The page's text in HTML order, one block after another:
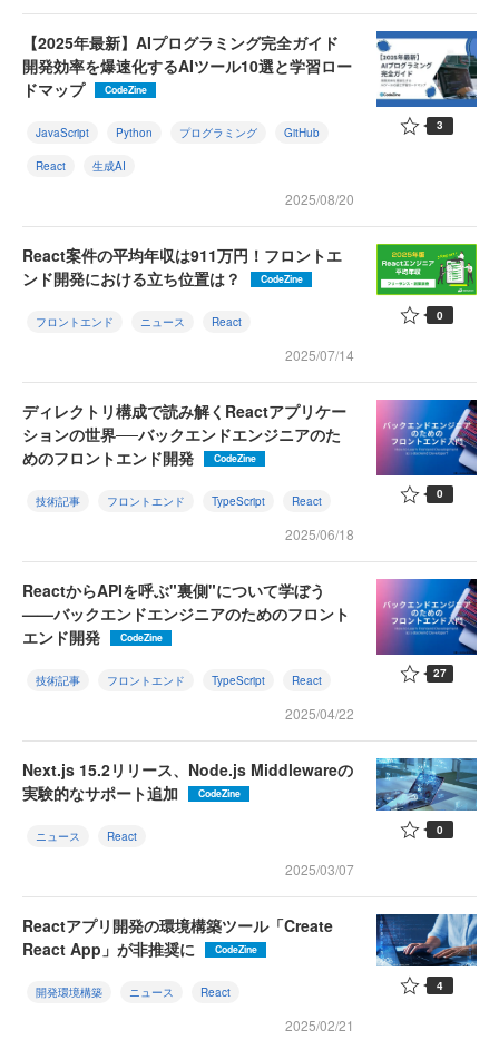
【2025年最新】AIプログラミング完全ガイド
開発効率を爆速化するAIツール10選と学習ロー
ドマップ
CodeZine
JavaScript Python プログラミング GitHub
React 生成AI
2025/08/20
3
React案件の平均年収は911万円！フロントエ
ンド開発における立ち位置は？
CodeZine
フロントエンド ニュース React
2025/07/14
0
ディレクトリ構成で読み解くReactアプリケー
ションの世界──バックエンドエンジニアのた
めのフロントエンド開発
CodeZine
技術記事 フロントエンド TypeScript React
2025/06/18
0
ReactからAPIを呼ぶ"裏側"について学ぼう
——バックエンドエンジニアのためのフロント
エンド開発
CodeZine
技術記事 フロントエンド TypeScript React
2025/04/22
27
Next.js 15.2リリース、Node.js Middlewareの
実験的なサポート追加
CodeZine
ニュース React
2025/03/07
0
Reactアプリ開発の環境構築ツール「Create
React App」が非推奨に
CodeZine
開発環境構築 ニュース React
2025/02/21
4